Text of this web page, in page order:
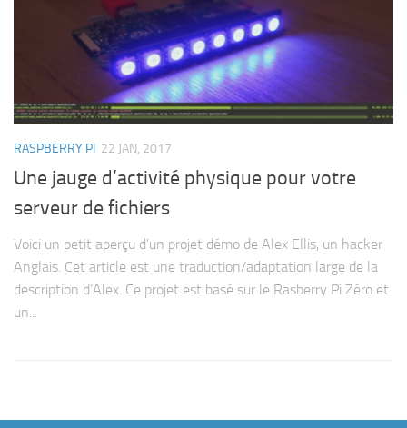
RASPBERRY PI 22 JAN, 2017
Une jauge d’activité physique pour votre
serveur de fichiers
Voici un petit aperçu d’un projet démo de Alex Ellis, un hacker
Anglais. Cet article est une traduction/adaptation large de la
description d’Alex. Ce projet est basé sur le Rasberry Pi Zéro et
un...